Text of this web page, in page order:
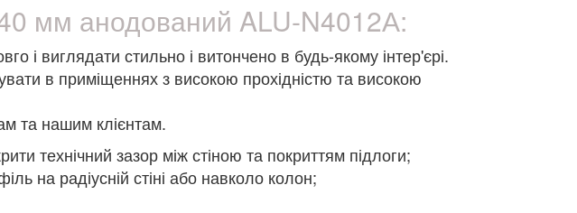
мм анодований ALU-N4012А:
і виглядати стильно і витончено в будь-якому інтер'єрі.
в приміщеннях з високою прохідністю та високою
та нашим клієнтам.
технічний зазор між стіною та покриттям підлоги;
на радіусній стіні або навколо колон;